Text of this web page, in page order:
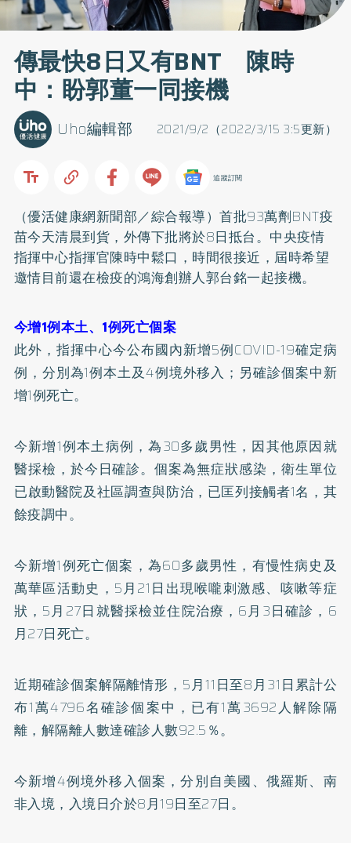
傳最快8日又有BNT 陳時
中：盼郭董一同接機
2021/9/2（2022/3/15 3:5更新）
Uho編輯部
追蹤訂閱
（優活健康網新聞部／綜合報導）首批93萬劑BNT疫
苗今天清晨到貨，外傳下批將於8日抵台。中央疫情
指揮中心指揮官陳時中鬆口，時間很接近，屆時希望
邀情目前還在檢疫的鴻海創辦人郭台銘一起接機。
今增1例本土、1例死亡個案
此外，指揮中心今公布國內新增5例COVID-19確定病
例，分別為1例本土及4例境外移入；另確診個案中新
增1例死亡。
今新增1例本土病例，為30多歲男性，因其他原因就
醫採檢，於今日確診。個案為無症狀感染，衛生單位
已啟動醫院及社區調查與防治，已匡列接觸者1名，其
餘疫調中。
今新增1例死亡個案，為60多歲男性，有慢性病史及
萬華區活動史，5月21日出現喉嚨刺激感、咳嗽等症
狀，5月27日就醫採檢並住院治療，6月3日確診，6
月27日死亡。
近期確診個案解隔離情形，5月11日至8月31日累計公
布1萬4796名確診個案中，已有1萬3692人解除隔
離，解隔離人數達確診人數92.5％。
今新增4例境外移入個案，分別自美國、俄羅斯、南
非入境，入境日介於8月19日至27日。